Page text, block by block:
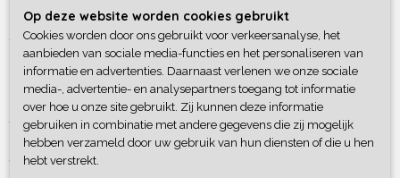
Cap Stars
Too cute onze babypetjes en kinderpetjes met naam! Caps voor
stoer en trendy. Daarnaast worden de
baby- & kindercaps nu online bij Kidz Label14.
We hebben ze in maar liefst 9 kleurtjes en 2 maten. Kies uit maat S
= 8-24 maanden (48 cm) of M = 2-6 jaar (52 cm) maar de caps zijn
verstelbaar dus lange tijd door te dragen. Wel handig om vòòr
Op deze website worden cookies gebruikt
Cookies worden door ons gebruikt voor verkeersanalyse, het
aanbieden van sociale media-functies en het personaliseren van
informatie en advertenties. Daarnaast verlenen we onze sociale
media-, advertentie- en analysepartners toegang tot informatie
over hoe u onze site gebruikt. Zij kunnen deze informatie
gebruiken in combinatie met andere gegevens die zij mogelijk
hebben verzameld door uw gebruik van hun diensten of die u hen
hebt verstrekt.